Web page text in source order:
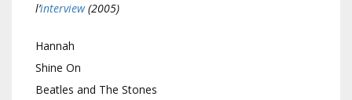
l’interview(2005)
Hannah
Shine On
Beatles and The Stones